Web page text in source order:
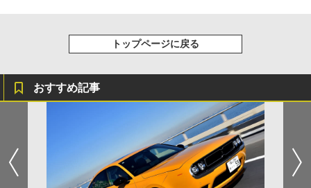
トップページに戻る
おすすめ記事